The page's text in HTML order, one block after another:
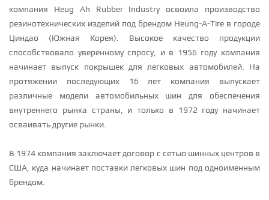
компания Heug Ah Rubber Industry освоила производство
резинотехнических изделий под брендом Heung-A-Tire в городе
Циндао (Южная Корея). Высокое качество продукции
способствовало уверенному спросу, и в 1956 году компания
начинает выпуск покрышек для легковых автомобилей. На
протяжении последующих 16 лет компания выпускает
различные модели автомобильных шин для обеспечения
внутреннего рынка страны, и только в 1972 году начинает
осваивать другие рынки.
В 1974 компания заключает договор с сетью шинных центров в
США, куда начинает поставки легковых шин под одноименным
брендом.